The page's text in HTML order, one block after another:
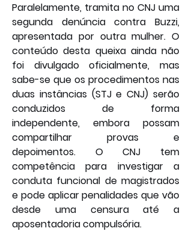
Paralelamente, tramita no CNJ uma
segunda denúncia contra Buzzi,
apresentada por outra mulher. O
conteúdo desta queixa ainda não
foi divulgado oficialmente, mas
sabe-se que os procedimentos nas
duas instâncias (STJ e CNJ) serão
conduzidos de forma
independente, embora possam
compartilhar provas e
depoimentos. O CNJ tem
competência para investigar a
conduta funcional de magistrados
e pode aplicar penalidades que vão
desde uma censura até a
aposentadoria compulsória.